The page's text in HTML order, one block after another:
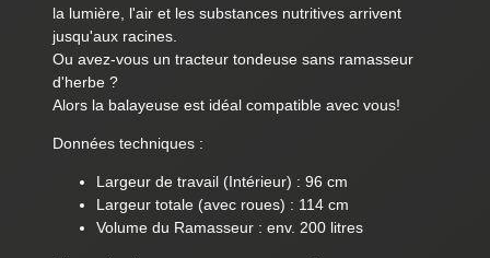
la lumière, l'air et les substances nutritives arrivent
jusqu'aux racines.
Ou avez-vous un tracteur tondeuse sans ramasseur
d'herbe ?
Alors la balayeuse est idéal compatible avec vous!
Données techniques :
Largeur de travail (Intérieur) : 96 cm
Largeur totale (avec roues) : 114 cm
Volume du Ramasseur : env. 200 litres